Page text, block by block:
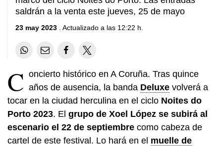
saldrán a la venta este jueves, 25 de mayo
23 may 2023 . Actualizado a las 12:22 h.
C oncierto histórico en A Coruña. Tras quince
años de ausencia, la banda Deluxe volverá a
tocar en la ciudad herculina en el ciclo Noites do
Porto 2023. El grupo de Xoel López se subirá al
escenario el 22 de septiembre como cabeza de
cartel de este festival. Lo hará en el muelle de